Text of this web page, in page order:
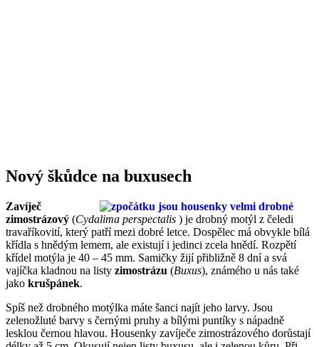
Nový škůdce na buxusech
Zavíječ
zimostrázový (Cydalima perspectalis ) je drobný motýl z čeledi
travaříkovití, který patří mezi dobré letce. Dospělec má obvykle bílá
křídla s hnědým lemem, ale existují i jedinci zcela hnědí. Rozpětí
křídel motýla je 40 – 45 mm. Samičky žijí přibližně 8 dní a svá
vajíčka kladnou na listy zimostrázu (Buxus), známého u nás také
jako krušpánek.
Spíš než drobného motýlka máte šanci najít jeho larvy. Jsou
zelenožluté barvy s černými pruhy a bílými puntíky s nápadně
lesklou černou hlavou. Housenky zavíječe zimostrázového dorůstají